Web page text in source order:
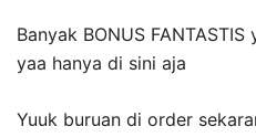
Banyak BONUS
yaa hanya di sini aja
Yuuk buruan di order